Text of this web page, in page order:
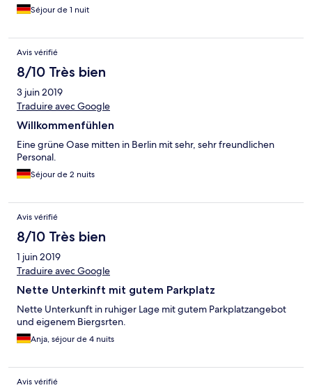
Séjour de 1 nuit
Avis vérifié
8/10 Très bien
3 juin 2019
Traduire avec Google
Willkommenfühlen
Eine grüne Oase mitten in Berlin mit sehr, sehr freundlichen
Personal.
Séjour de 2 nuits
Avis vérifié
8/10 Très bien
1 juin 2019
Traduire avec Google
Nette Unterkinft mit gutem Parkplatz
Nette Unterkunft in ruhiger Lage mit gutem Parkplatzangebot
und eigenem Biergsrten.
Anja, séjour de 4 nuits
Avis vérifié